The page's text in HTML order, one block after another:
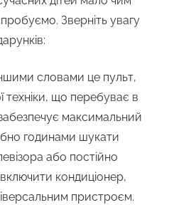
Зверніть увагу
словами це пульт,
техніки, що перебуває в
максимальний
годинами шукати
або постійно
кондиціонер,
пристроєм.